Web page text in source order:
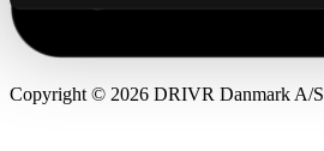
Copyright © 2026 DRIVR Danmark A/S